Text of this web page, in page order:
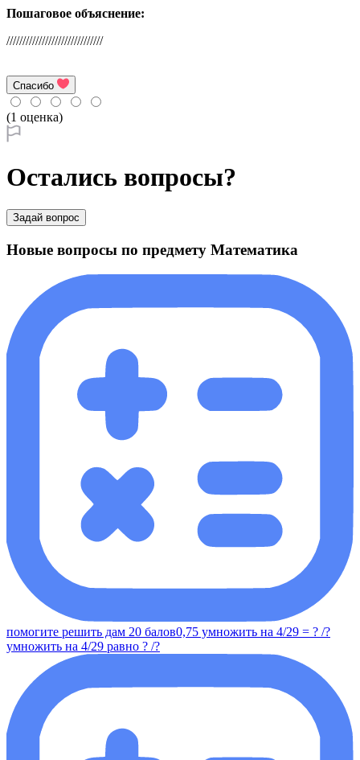
Пошаговое объяснение:
//////////////////////////////
Спасибо
(1 оценка)
Остались вопросы?
Задай вопрос
Новые вопросы по предмету Математика
помогите решить дам 20 балов0,75 умножить на 4/29 = ? /?
умножить на 4/29 равно ? /?